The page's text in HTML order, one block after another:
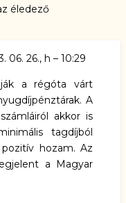
éledező
06. 26., h – 10:29
a régóta várt
. A
akkor is
tagdíjból
hozam. Az
a Magyar